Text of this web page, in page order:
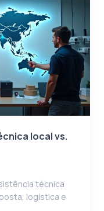
local vs.
técnica
logística e